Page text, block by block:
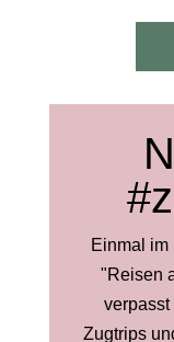
Einmal im
"Reisen
verpasst
Zugtrips